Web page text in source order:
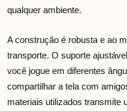
qualquer ambiente.
A construção é robusta e ao
transporte. O suporte
você jogue em diferentes
compartilhar a tela com
materiais utilizados transmite